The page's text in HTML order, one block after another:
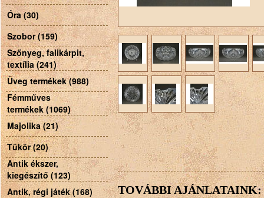
Óra (30)
Szobor (159)
Szőnyeg, falikárpit,
textília (241)
Üveg termékek (988)
Fémműves
termékek (1069)
Majolika (21)
Tükör (20)
Antik ékszer,
kiegészítő (123)
Antik, régi játék (168)
TOVÁBBI AJÁNLATAINK: